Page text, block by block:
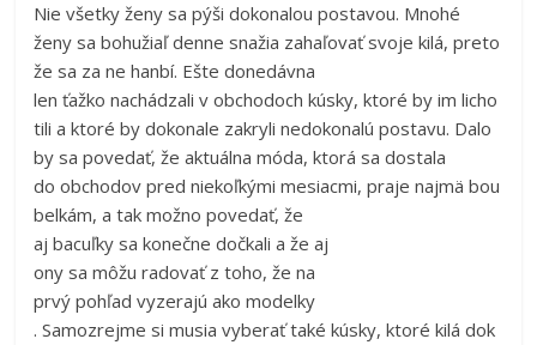
Nie všetky ženy sa pýši dokonalou postavou. Mnohé
ženy sa bohužiaľ denne snažia zahaľovať svoje kilá, preto
že sa za ne hanbí. Ešte donedávna
len ťažko nachádzali v obchodoch kúsky, ktoré by im licho
tili a ktoré by dokonale zakryli nedokonalú postavu. Dalo
by sa povedať, že aktuálna móda, ktorá sa dostala
do obchodov pred niekoľkými mesiacmi, praje najmä bou
belkám, a tak možno povedať, že
aj bacuľky sa konečne dočkali a že aj
ony sa môžu radovať z toho, že na
prvý pohľad vyzerajú ako modelky
. Samozrejme si musia vyberať také kúsky, ktoré kilá dok